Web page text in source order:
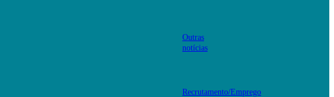
Outras
notícias
Recrutamento/Emprego